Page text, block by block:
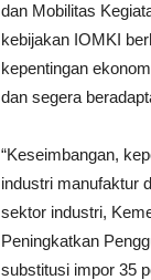
dan Mobilitas
kebijakan IOMKI
kepentingan
dan segera
“Keseimbangan,
industri manufaktur
sektor industri,
Peningkatkan
substitusi impor 35